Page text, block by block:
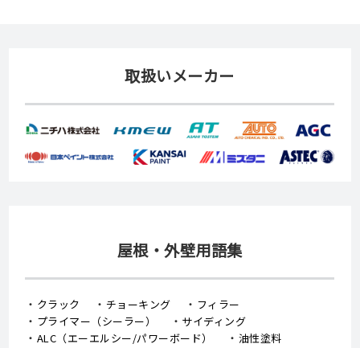
取扱いメーカー
屋根・外壁用語集
クラック チョーキング
フィラー
プライマー（シーラー）
サイディング
ALC（エーエルシー/パワーボード）
油性塗料